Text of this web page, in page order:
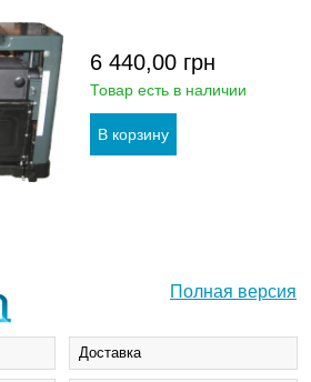
6 440,00 грн
Товар есть в наличии
Полная версия
Доставка